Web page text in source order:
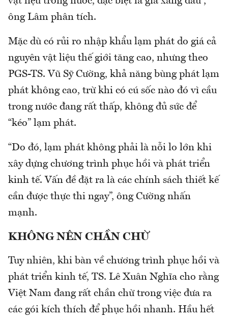
ông Lâm phân tích.
Mặc dù có rủi ro nhập khẩu lạm phát do giá cả
nguyên vật liệu thế giới tăng cao, nhưng theo
PGS-TS. Vũ Sỹ Cường, khả năng bùng phát lạm
phát không cao, trừ khi có cú sốc nào đó vì cầu
trong nước đang rất thấp, không đủ sức để
“kéo” lạm phát.
“Do đó, lạm phát không phải là nỗi lo lớn khi
xây dựng chương trình phục hồi và phát triển
kinh tế. Vấn đề đặt ra là các chính sách thiết kế
cần được thực thi ngay”, ông Cường nhấn
mạnh.
KHÔNG NÊN CHẦN CHỪ
Tuy nhiên, khi bàn về chương trình phục hồi và
phát triển kinh tế, TS. Lê Xuân Nghĩa cho rằng
Việt Nam đang rất chần chừ trong việc đưa ra
các gói kích thích để phục hồi nhanh. Hầu hết